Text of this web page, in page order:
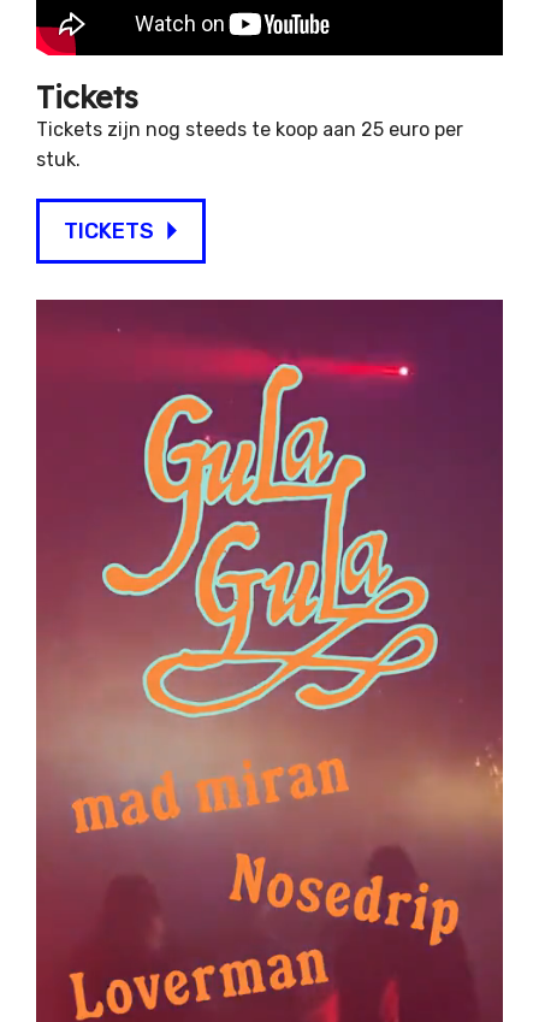
Tickets
Tickets zijn nog steeds te koop aan 25 euro per
stuk.
TICKETS